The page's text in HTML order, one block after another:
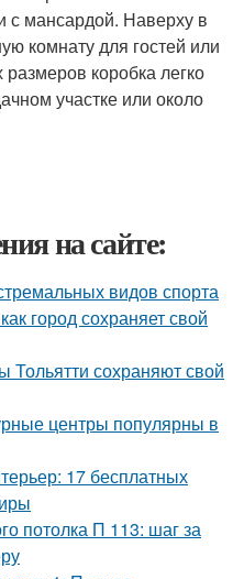
с мансардой. Наверху в
комнату для гостей или
коробка легко
участке или около
на сайте:
видов спорта
город сохраняет свой
Тольятти сохраняют свой
центры популярны в
17 бесплатных
потолка П 113: шаг за